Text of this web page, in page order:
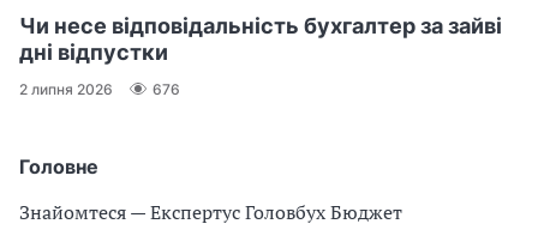
Головне
Знайомтеся — Експертус Головбух Бюджет
Чи несе відповідальність бухгалтер за зайві
дні відпустки
2 липня 2026 676